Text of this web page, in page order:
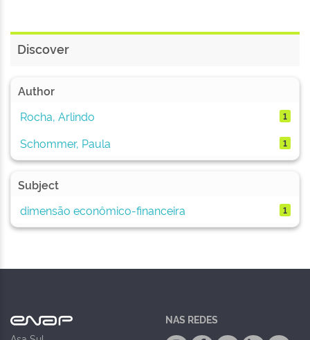
Discover
Author
Rocha, Arlindo
1
Schommer, Paula 1
Subject
dimensão econômico-financeira
1
NAS REDES